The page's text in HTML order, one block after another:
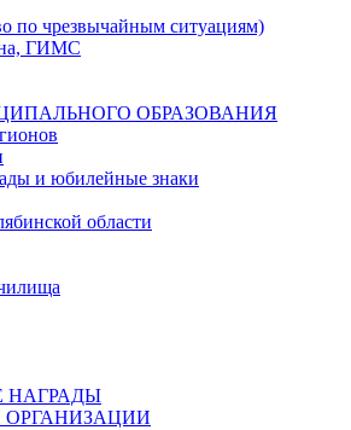
по чрезвычайным ситуациям)
ГИМС
ОБРАЗОВАНИЯ
и юбилейные знаки
области
НАГРАДЫ
ОРГАНИЗАЦИИ